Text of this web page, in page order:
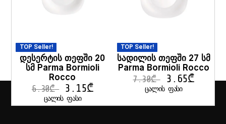
TOP Seller!
დესერტის თეფში 20
სმ Parma Bormioli
Rocco
6.30₾ 3.15₾
ᲪᲐᲚᲘᲡ ᲤᲐᲡᲘ
TOP Seller!
სადილის თეფში 27 სმ
Parma Bormioli Rocco
7.30₾ 3.65₾
ᲪᲐᲚᲘᲡ ᲤᲐᲡᲘ